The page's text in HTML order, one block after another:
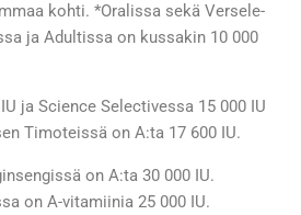
kohti. *Oralissa sekä Versele-
ja Adultissa on kussakin 10 000
ja Science Selectivessa 15 000 IU
Timoteissä on A:ta 17 600 IU.
on A:ta 30 000 IU.
on A-vitamiinia 25 000 IU.